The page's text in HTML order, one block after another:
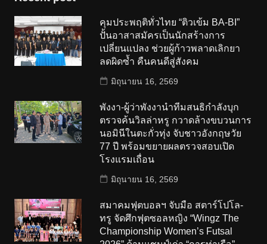
คุมประพฤติทั่วไทย “ติวเข้ม BA-BI”
ปั้นอาสาสมัครเป็นนักสร้างการ
เปลี่ยนแปลง ช่วยผู้ก้าวพลาดเลิกยา
ลดผิดซ้ำ คืนคนดีสู่สังคม
มิถุนายน 16, 2569
พังงา-ผู้ว่าพังงานำทีมสนธิกำลังบุก
ตรวจค้นวิลล่าหรู กวาดล้างขบวนการ
นอมินีในตะกั่วทุ่ง จับชาวอังกฤษวัย
77 ปี พร้อมขยายผลตรวจสอบเปิด
โรงแรมเถื่อน
มิถุนายน 16, 2569
สมาคมฟุตบอลฯ จับมือ สตาร์โปโล-
ทรู จัดศึกฟุตซอลหญิง “Wingz The
Championship Women’s Futsal